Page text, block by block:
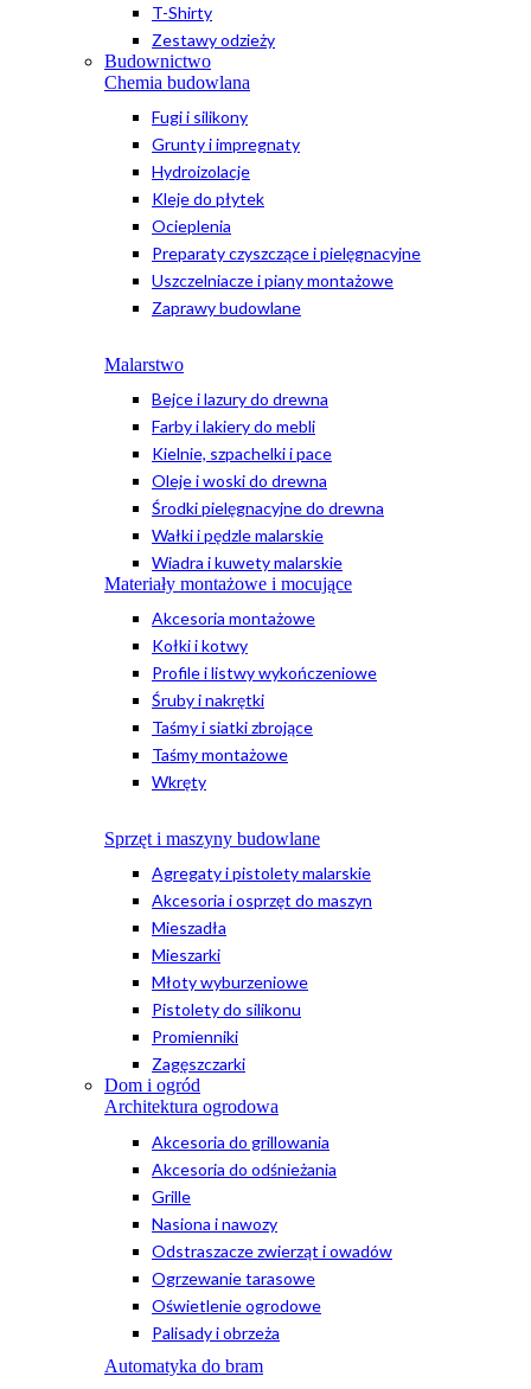
T-Shirty
Zestawy odzieży
Budownictwo
Chemia budowlana
Fugi i silikony
Grunty i impregnaty
Hydroizolacje
Kleje do płytek
Ocieplenia
Preparaty czyszczące i pielęgnacyjne
Uszczelniacze i piany montażowe
Zaprawy budowlane
Malarstwo
Bejce i lazury do drewna
Farby i lakiery do mebli
Kielnie, szpachelki i pace
Oleje i woski do drewna
Środki pielęgnacyjne do drewna
Wałki i pędzle malarskie
Wiadra i kuwety malarskie
Materiały montażowe i mocujące
Akcesoria montażowe
Kołki i kotwy
Profile i listwy wykończeniowe
Śruby i nakrętki
Taśmy i siatki zbrojące
Taśmy montażowe
Wkręty
Sprzęt i maszyny budowlane
Agregaty i pistolety malarskie
Akcesoria i osprzęt do maszyn
Mieszadła
Mieszarki
Młoty wyburzeniowe
Pistolety do silikonu
Promienniki
Zagęszczarki
Dom i ogród
Architektura ogrodowa
Akcesoria do grillowania
Akcesoria do odśnieżania
Grille
Nasiona i nawozy
Odstraszacze zwierząt i owadów
Ogrzewanie tarasowe
Oświetlenie ogrodowe
Palisady i obrzeża
Automatyka do bram